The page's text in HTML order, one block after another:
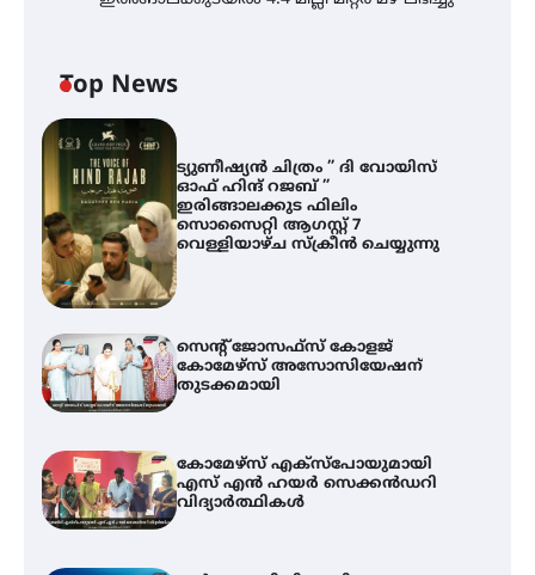
Top News
ട്യുണീഷ്യൻ ചിത്രം ” ദി വോയിസ്
ഓഫ് ഹിന്ദ് റജബ് ”
ഇരിങ്ങാലക്കുട ഫിലിം
സൊസൈറ്റി ആഗസ്റ്റ് 7
വെള്ളിയാഴ്ച സ്‌ക്രീൻ ചെയ്യുന്നു
സെന്റ് ജോസഫ്സ് കോളജ്
കോമേഴ്‌സ് അസോസിയേഷന്
തുടക്കമായി
കോമേഴ്സ് എക്സ്പോയുമായി
എസ് എൻ ഹയർ സെക്കൻഡറി
വിദ്യാർത്ഥികൾ